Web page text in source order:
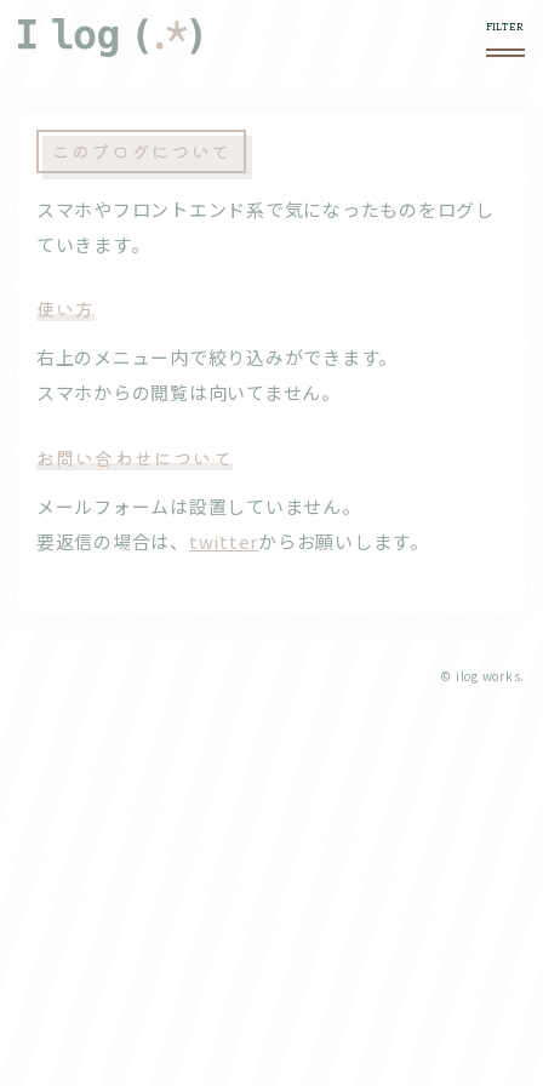
このブログについて
スマホやフロントエンド系で気になったものをログし
ていきます。
使い方
右上の メニュー内で絞り込みができます。
スマホからの閲覧は向いてません。
お問い合わせについて
メールフォームは設置していません。
要返信の場合は、 twitterからお願いします。
© ilog works.